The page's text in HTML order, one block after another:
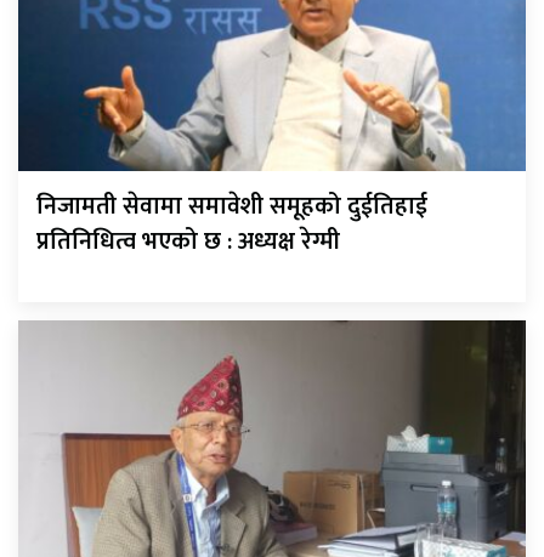
निजामती सेवामा समावेशी समूहको दुईतिहाई
प्रतिनिधित्व भएको छ : अध्यक्ष रेग्मी